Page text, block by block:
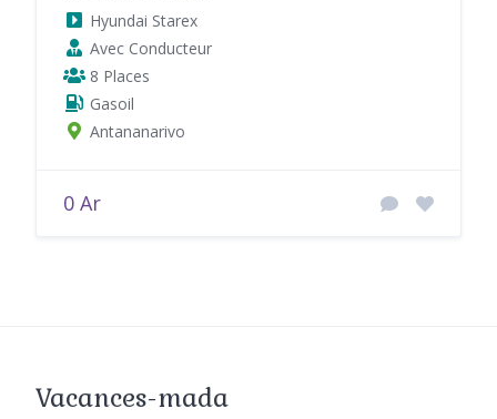
Hyundai Starex
Avec Conducteur
8 Places
Gasoil
Antananarivo
0 Ar
Vacances-mada